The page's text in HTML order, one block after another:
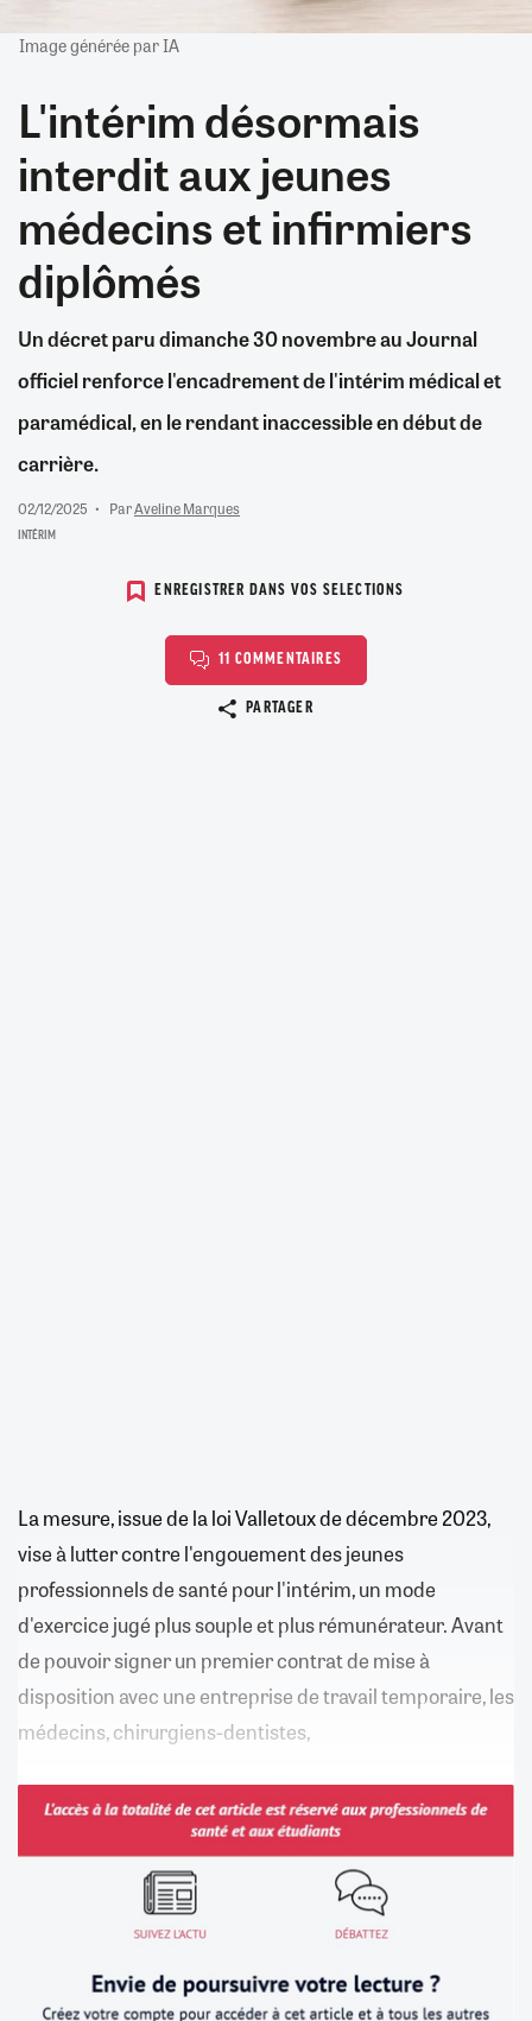
Image générée par IA
L'intérim désormais
interdit aux jeunes
médecins et infirmiers
diplômés
Un décret paru dimanche 30 novembre au Journal
officiel renforce l'encadrement de l'intérim médical et
paramédical, en le rendant inaccessible en début de
carrière.
02/12/2025 ParAveline Marques
INTÉRIM
ENREGISTRER DANS VOS SELECTIONS
11 COMMENTAIRES
PARTAGER
La mesure, issue de la loi Valletoux de décembre 2023,
vise à lutter contre l'engouement des jeunes
professionnels de santé pour l'intérim, un mode
d'exercice jugé plus souple et plus rémunérateur. Avant
de pouvoir signer un premier contrat de mise à
disposition avec une entreprise de travail temporaire, les
médecins, chirurgiens-dentistes,